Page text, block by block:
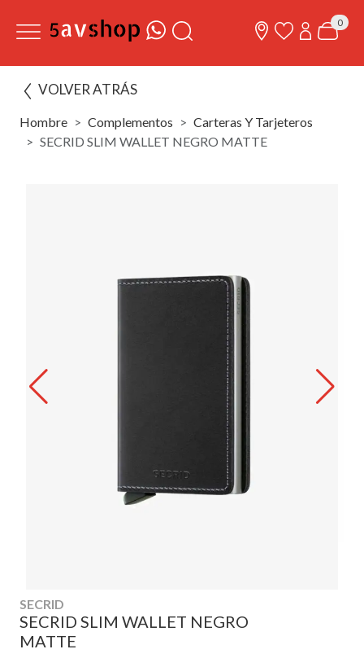
0
VOLVER ATRÁS
Hombre Complementos
Carteras Y Tarjeteros
SECRID SLIM WALLET NEGRO MATTE
SECRID
SECRID SLIM WALLET NEGRO
MATTE